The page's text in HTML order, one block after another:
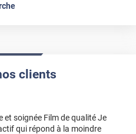
clients
soignée Film de qualité Je
qui répond à la moindre